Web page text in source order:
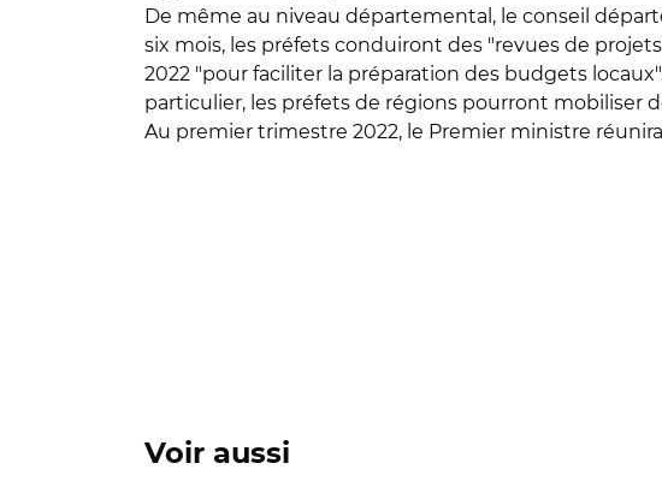
De même au niveau départemental, le conseil
six mois, les préfets conduiront des "revues de
2022 "pour faciliter la préparation des budgets
particulier, les préfets de régions pourront mobiliser
Au premier trimestre 2022, le Premier ministre
Voir aussi